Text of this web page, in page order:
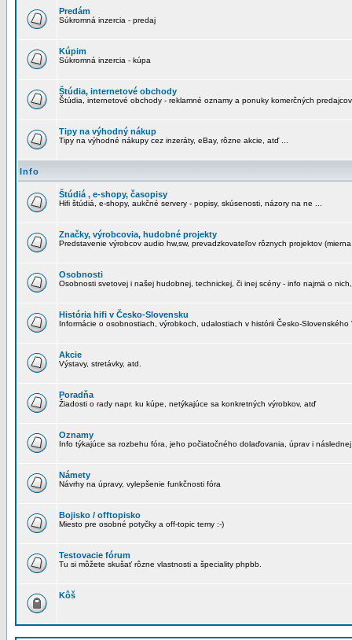
Predám
Súkromná inzercia - predaj
Kúpim
Súkromná inzercia - kúpa
Štúdia, internetové obchody
Štúdia, internetové obchody - reklamné oznamy a ponuky komerčných predajcov
Tipy na výhodný nákup
Tipy na výhodné nákupy cez inzeráty, eBay, rôzne akcie, atď ...
Info
Štúdiá , e-shopy, časopisy
Hifi štúdiá, e-shopy, aukčné servery - popisy, skúsenosti, názory na ne ...
Značky, výrobcovia, hudobné projekty
Predstavenie výrobcov audio hw,sw, prevadzkovateľov rôznych projektov
Osobnosti
Osobnosti svetovej i našej hudobnej, technickej, či inej scény - info najmä o
História hifi v Česko-Slovensku
Informácie o osobnostiach, výrobkoch, udalostiach v histórii Česko-Slovenského
Akcie
Výstavy, stretávky, atd.
Poradňa
Žiadosti o rady napr. ku kúpe, netýkajúce sa konkretných výrobkov, atď
Oznamy
Info týkajúce sa rozbehu fóra, jeho počiatočného dolaďovania, úprav i
Námety
Návrhy na úpravy, vylepšenie funkčnosti fóra
Bojisko / offtopisko
Miesto pre osobné potyčky a off-topic temy :-)
Testovacie fórum
Tu si môžete skušať rôzne vlastnosti a špeciality phpbb.
Kôš